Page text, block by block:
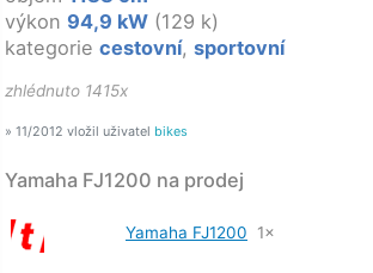
výkon 94,9 kW (129 k)
kategorie cestovní, sportovní
zhlédnuto 1415x
» 11/2012 vložil uživatel bikes
Yamaha FJ1200 na prodej
Yamaha FJ1200 1×